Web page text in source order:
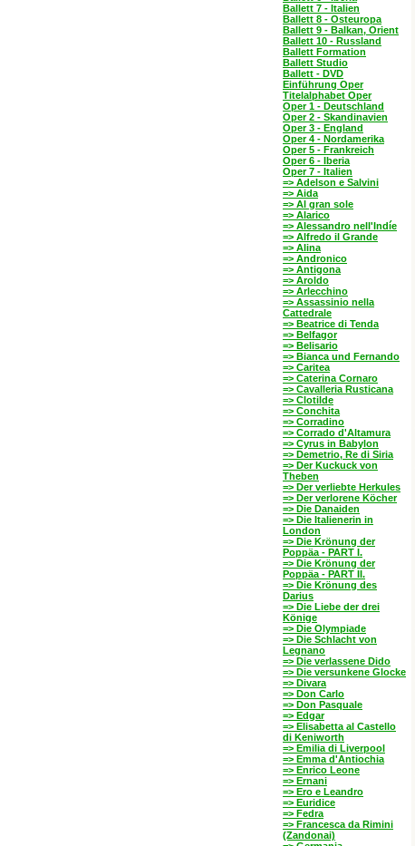
Ballett 7 - Italien
Ballett 8 - Osteuropa
Ballett 9 - Balkan, Orient
Ballett 10 - Russland
Ballett Formation
Ballett Studio
Ballett - DVD
Einführung Oper
Titelalphabet Oper
Oper 1 - Deutschland
Oper 2 - Skandinavien
Oper 3 - England
Oper 4 - Nordamerika
Oper 5 - Frankreich
Oper 6 - Iberia
Oper 7 - Italien
=> Adelson e Salvini
=> Aida
=> Al gran sole
=> Alarico
=> Alessandro nell'Indíe
=> Alfredo il Grande
=> Alina
=> Andronico
=> Antigona
=> Aroldo
=> Arlecchino
=> Assassinio nella
Cattedrale
=> Beatrice di Tenda
=> Belfagor
=> Belisario
=> Bianca und Fernando
=> Caritea
=> Caterina Cornaro
=> Cavalleria Rusticana
=> Clotilde
=> Conchita
=> Corradino
=> Corrado d'Altamura
=> Cyrus in Babylon
=> Demetrio, Re di Siria
=> Der Kuckuck von
Theben
=> Der verliebte Herkules
=> Der verlorene Köcher
=> Die Danaiden
=> Die Italienerin in
London
=> Die Krönung der
Poppäa - PART I.
=> Die Krönung der
Poppäa - PART II.
=> Die Krönung des
Darius
=> Die Liebe der drei
Könige
=> Die Olympiade
=> Die Schlacht von
Legnano
=> Die verlassene Dido
=> Die versunkene Glocke
=> Divara
=> Don Carlo
=> Don Pasquale
=> Edgar
=> Elisabetta al Castello
di Keniworth
=> Emilia di Liverpool
=> Emma d'Antiochia
=> Enrico Leone
=> Ernani
=> Ero e Leandro
=> Euridice
=> Fedra
=> Francesca da Rimini
(Zandonai)